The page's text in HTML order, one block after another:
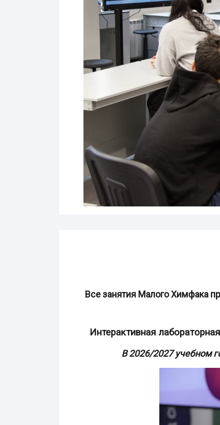
Все занятия Малого Химфака
Интерактивная
В 2026/2027 учебном